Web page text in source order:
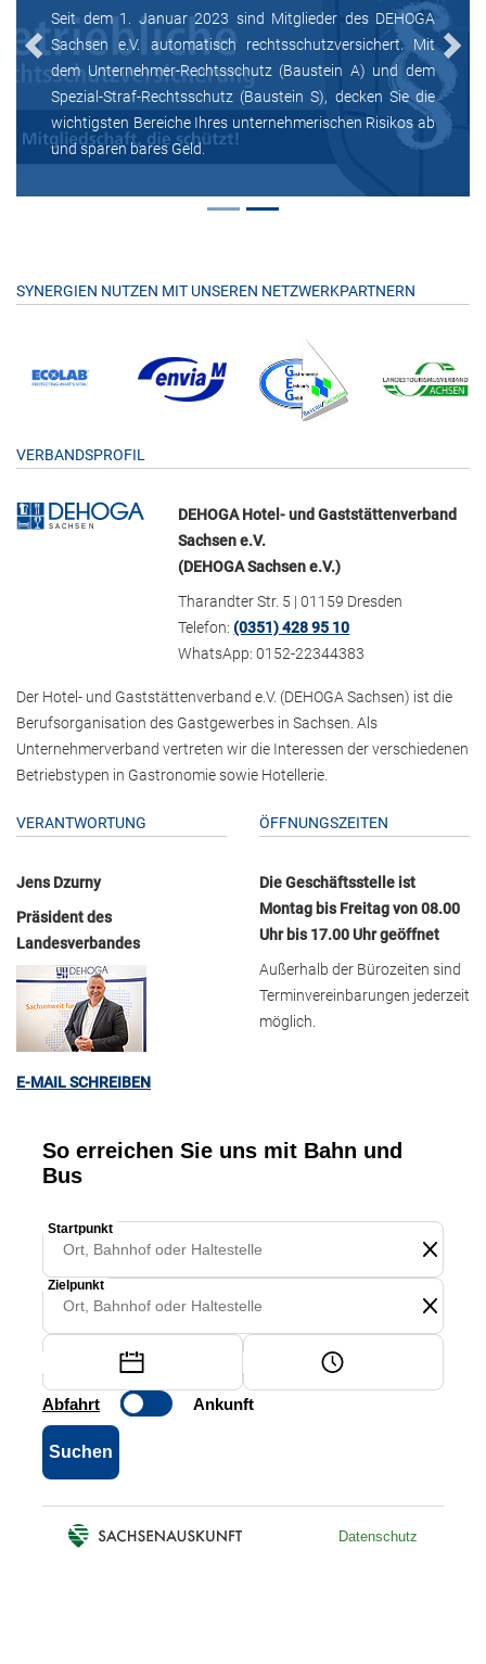
Seit dem 1. Januar 2023 sind Mitglieder des DEHOGA
Sachsen e.V. automatisch rechtsschutzversichert. Mit
dem Unternehmer-Rechtsschutz (Baustein A) und dem
Spezial-Straf-Rechtsschutz (Baustein S), decken Sie die
wichtigsten Bereiche Ihres unternehmerischen Risikos ab
und sparen bares Geld.
Previous Next
SYNERGIEN NUTZEN MIT UNSEREN NETZWERKPARTNERN
VERBANDSPROFIL
DEHOGA Hotel- und Gaststättenverband
Sachsen e.V.
(DEHOGA Sachsen e.V.)
Tharandter Str. 5 | 01159 Dresden
Telefon:(0351) 428 95 10
WhatsApp: 0152-22344383
Der Hotel- und Gaststättenverband e.V. (DEHOGA Sachsen) ist die
Berufsorganisation des Gastgewerbes in Sachsen. Als
Unternehmerverband vertreten wir die Interessen der verschiedenen
Betriebstypen in Gastronomie sowie Hotellerie.
VERANTWORTUNG
Jens Dzurny
Präsident des
Landesverbandes
E-MAIL SCHREIBEN
ÖFFNUNGSZEITEN
Die Geschäftsstelle ist
Montag bis Freitag von 08.00
Uhr bis 17.00 Uhr geöffnet
Außerhalb der Bürozeiten sind
Terminvereinbarungen jederzeit
möglich.